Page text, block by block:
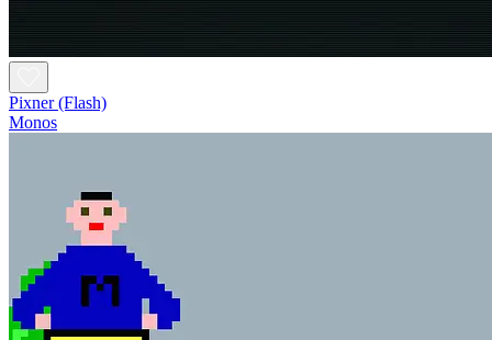
Pixner (Flash)
Monos